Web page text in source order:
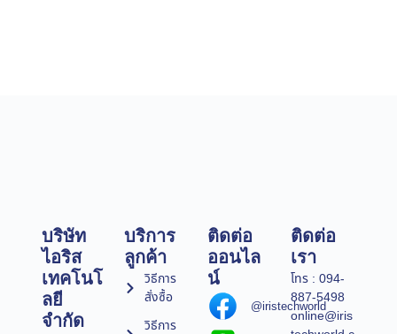
บริษัท
ไอริส
เทคโนโ
ลยี
จำกัด
บริการ
ลูกค้า
วิธีการ
สั่งซื้อ
วิธีการ
ติดต่อ
ออนไล
น์
@iristechworld
ติดต่อ
เรา
โทร : 094-
887-5498
online@iris